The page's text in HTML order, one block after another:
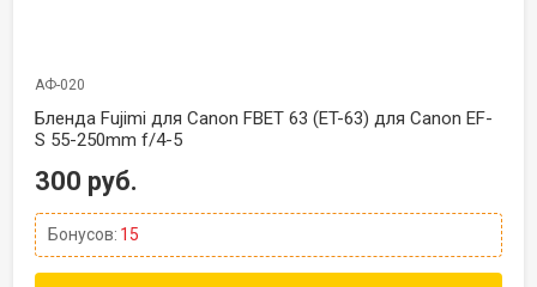
АФ-020
Бленда Fujimi для Canon FBET 63 (ET-63) для Canon EF-
S 55-250mm f/4-5
300 руб.
Бонусов: 15